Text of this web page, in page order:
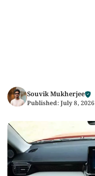
Souvik Mukherjee
Published: July 8, 2026